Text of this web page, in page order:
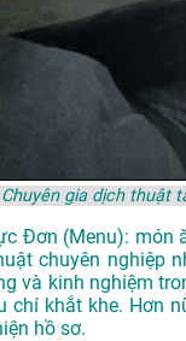
Chuyên gia dịch thuật
Đơn (Menu): món
chuyên nghiệp
và kinh nghiệm
chí khắt khe. Hơn
hồ sơ.